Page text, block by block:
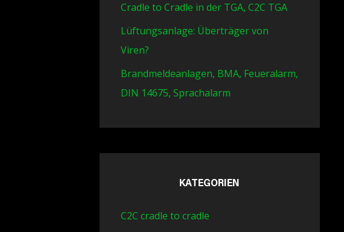
Cradle to Cradle in der TGA, C2C TGA
Lüftungsanlage: Überträger von
Viren?
Brandmeldeanlagen, BMA, Feueralarm,
DIN 14675, Sprachalarm
KATEGORIEN
C2C cradle to cradle